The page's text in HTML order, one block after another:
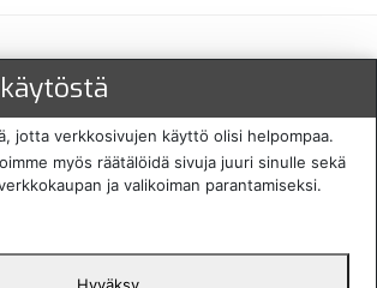
ja toimitustavat
jotta verkkosivujen käyttö olisi helpompaa.
myös räätälöidä sivuja juuri sinulle sekä
ja valikoiman parantamiseksi.
Hyväksy